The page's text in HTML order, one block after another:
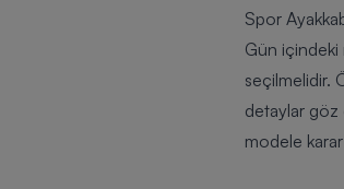
Spor
Gün içindeki
seçilmelidir.
detaylar göz
modele